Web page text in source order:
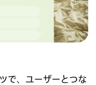
で、ユーザーとつな